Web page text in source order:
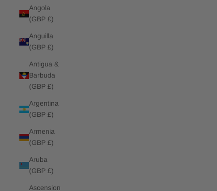
Angola
(GBP £)
Anguilla
(GBP £)
Antigua &
Barbuda
(GBP £)
Argentina
(GBP £)
Armenia
(GBP £)
Aruba
(GBP £)
Ascension